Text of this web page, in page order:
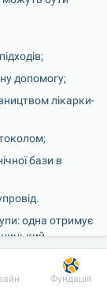
допомогу;
лікарки-
бази в
одна отримує
Фундація